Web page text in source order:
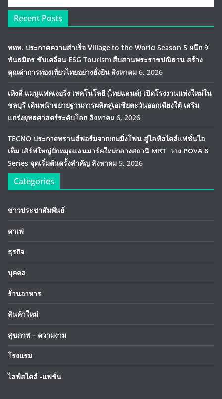
Recent Posts
ททท. ประกาศความสำเร็จ Village to the World Season 5 ผนึก 9
พันธมิตร ขับเคลื่อน ESG Tourism สืบสานพระราชปณิธาน สร้าง
คุณค่าการท่องเที่ยวไทยอย่างยั่งยืน สิงหาคม 6, 2026
เหิงลี่ แมนูแฟคเจอริ่ง เทคโนโลยี (ไทยแลนด์) เปิดโรงงานแห่งใหม่ใน
ชลบุรี เดินหน้าขยายฐานการผลิตสู่เอเชียตะวันออกเฉียงใต้ เสริม
แกร่งยุทธศาสตร์ระดับโลก สิงหาคม 6, 2026
TECNO ประกาศทรานส์ฟอร์มจากเกมมิ่งโฟน สู่ไลฟ์สไตล์แฟชั่นไอ
เท็ม เสิร์ฟใหญ่ปักหมุดแลนมาร์คใหม่กลางสถานี MRT วาง POVA 8
Series จุดเริ่มต้นครั้งสำคัญ สิงหาคม 5, 2026
Categories
ข่าวประชาสัมพันธ์
คาเฟ่
ธุรกิจ
บุคคล
ร้านอาหาร
สินค้าใหม่
สุขภาพ – ความงาม
โรงแรม
ไลฟ์สไตล์ -แฟชั่น